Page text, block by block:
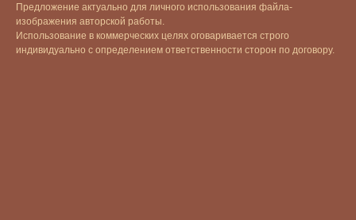
Предложение актуально для личного использования файла-
изображения авторской работы.
Использование в коммерческих целях оговаривается строго
индивидуально с определением ответственности сторон по договору.